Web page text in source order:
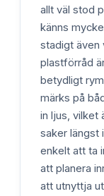
allt väl stod
känns
stadigt även
plastförråd
betydligt
märks på
in ljus, vilket
saker längst
enkelt att ta
att planera
att utnyttja